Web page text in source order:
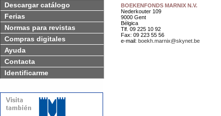
Descargar catálogo
Ferias
Normas para revistas
Compras digitales
Ayuda
Contacta
Identificarme
BOEKENFONDS MARNIX N.V.
Nederkouter 109
9000 Gent
Bélgica
Tlf. 09 225 10 92
Fax: 09 223 55 56
e-mail: boekh.marnix@skynet.be